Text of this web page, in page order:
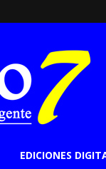
EDICIONES